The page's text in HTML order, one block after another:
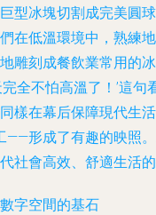
型冰塊切割成完美圓
在低溫環境中，熟練
雕刻成餐飲業常用的
全不怕高溫了！’這句
樣在幕后保障現代生
形成了有趣的映照
社會高效、舒適生活的
字空間的基石